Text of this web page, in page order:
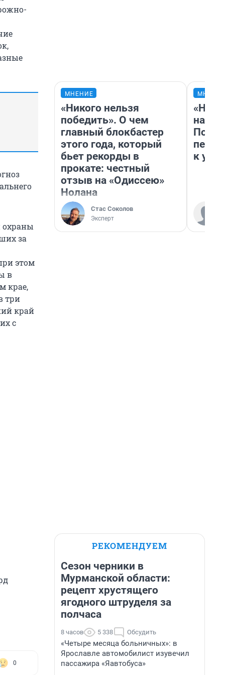
охраны
за
этом
в
крае,
три
край
с
0
МНЕНИЕ
«Никого нельзя
победить». О чем
главный блокбастер
этого года, который
бьет рекорды в
прокате: честный
отзыв на «Одиссею»
Нолана
Стас Соколов
Эксперт
надо
к
РЕКОМЕНДУЕМ
Сезон черники в
Мурманской области:
рецепт хрустящего
ягодного штруделя за
полчаса
8 часов 5 338 Обсудить
«Четыре месяца больничных»: в
Ярославле автомобилист изувечил
пассажира «Яавтобуса»